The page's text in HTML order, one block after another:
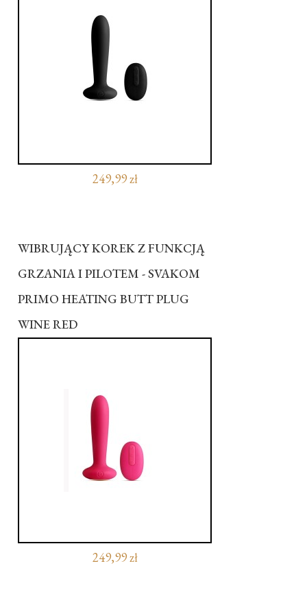
249,99 zł
WIBRUJĄCY KOREK Z FUNKCJĄ
GRZANIA I PILOTEM - SVAKOM
PRIMO HEATING BUTT PLUG
WINE RED
249,99 zł